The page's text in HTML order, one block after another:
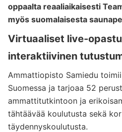
oppaalta reaaliaikaisesti
myös suomalaisesta
Virtuaaliset live-
interaktiivinen
Ammattiopisto Samiedu
Suomessa ja tarjoaa 52
ammattitutkintoon ja
tähtäävää koulutusta sekä
täydennyskoulutusta.